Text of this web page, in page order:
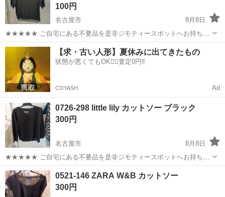
100円
名古屋市
8月8日
★★★★★ ご自宅にある不要品を是非ジモティースポットへお持ち込
みしませんか？ 家電、趣味・スポーツ・レジャー用品、こども用品、
衣料服飾品、生活雑貨、家具、本、CD・DVDなどが無料でまとめて持
ち込めます！ ※詳細はこ...
愛知 名古屋市 カットソー 現地
【求・古い人形】夏休みに出てきたもの
状態が悪くてもOK🙆‍♀️査定0円‼️
COYASH Ad
0726-298 little lily カットソー ブラック
300円
名古屋市
8月8日
★★★★★ ご自宅にある不要品を是非ジモティースポットへお持ち込
みしませんか？ 家電、趣味・スポーツ・レジャー用品、こども用品、
衣料服飾品、生活雑貨、家具、本、CD・DVDなどが無料でまとめて持
ち込めます！ ※詳細はこ...
愛知 名古屋市
0521-146 ZARA W&B カットソー
300円